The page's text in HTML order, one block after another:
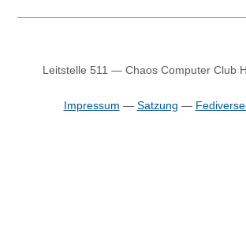
Leitstelle 511 — Chaos Computer Club
Impressum — Satzung —